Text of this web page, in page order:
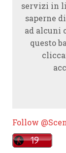
servizi in
saperne
ad alcuni
questo
Follow